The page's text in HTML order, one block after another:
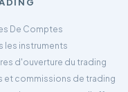
De Comptes
les instruments
d'ouverture du trading
et commissions de trading